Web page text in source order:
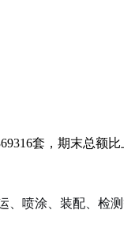
套，期末总额比
、喷涂、装配、检